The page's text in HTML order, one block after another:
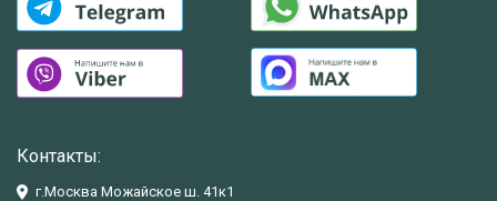
Контакты:
г.Москва Можайское ш. 41к1